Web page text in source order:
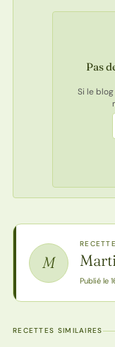
Pas
Si le
M
Publié le
RECETTES SIMILAIRES